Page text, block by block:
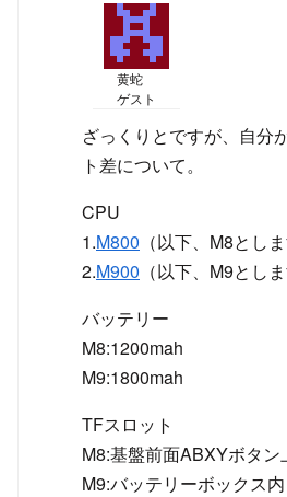
黄蛇
ゲスト
ざっくりとですが、自分
ト差について。
CPU
1.M800 （以下、M8としま
2.M900 （以下、M9としま
バッテリー
M8:1200mah
M9:1800mah
TFスロット
M8:基盤前面ABXYボタン
M9:バッテリーボックス内